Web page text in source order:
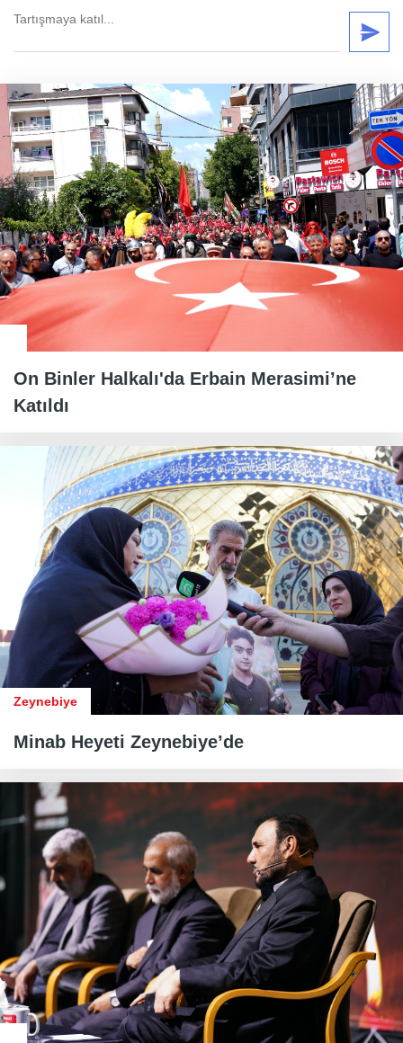
On Binler Halkalı'da Erbain Merasimi’ne
Katıldı
Zeynebiye
Minab Heyeti Zeynebiye’de